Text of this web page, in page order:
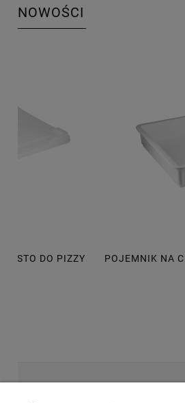
NOWOŚCI
POJEMNIK NA CIASTO DO